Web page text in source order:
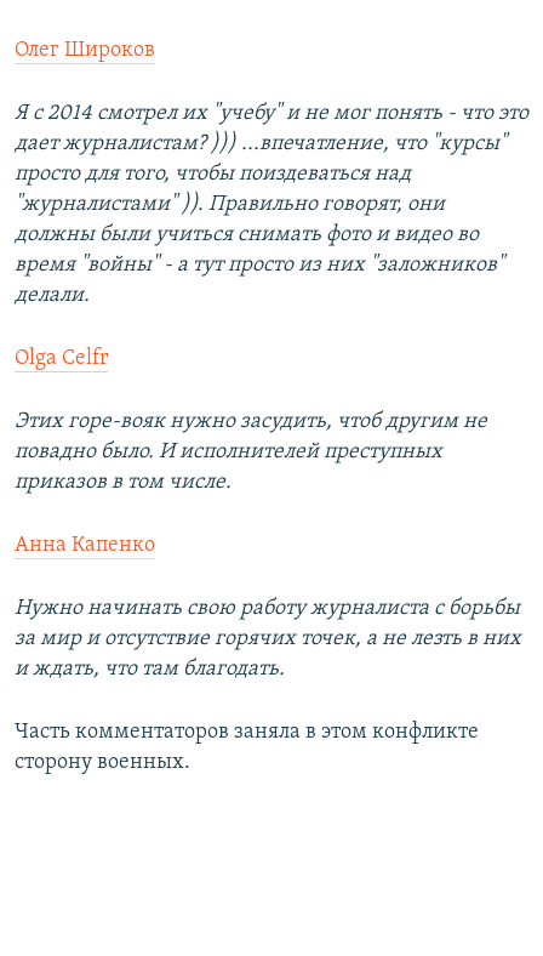
Олег Широков
Я с 2014 смотрел их "учебу" и не мог понять - что это
дает журналистам? ))) ...впечатление, что "курсы"
просто для того, чтобы поиздеваться над
"журналистами" )). Правильно говорят, они
должны были учиться снимать фото и видео во
время "войны" - а тут просто из них "заложников"
делали.
Olga Celfr
Этих горе-вояк нужно засудить, чтоб другим не
повадно было. И исполнителей преступных
приказов в том числе.
Анна Капенко
Нужно начинать свою работу журналиста с борьбы
за мир и отсутствие горячих точек, а не лезть в них
и ждать, что там благодать.
Часть комментаторов заняла в этом конфликте
сторону военных.